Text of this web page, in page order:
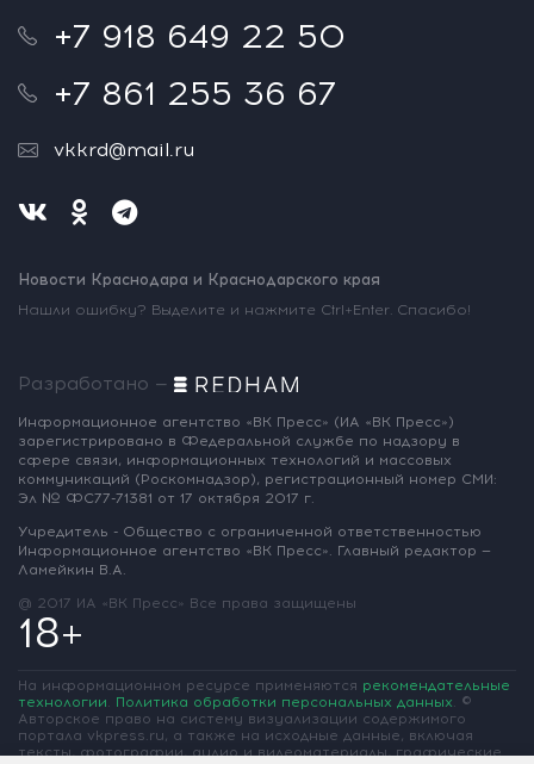
+7 918 649 22 50
+7 861 255 36 67
vkkrd@mail.ru
Новости Краснодара и Краснодарского края
Нашли ошибку? Выделите и нажмите Ctrl+Enter. Спасибо!
Разработано —
Информационное агентство «ВК Пресс» (ИА «ВК Пресс»)
зарегистрировано в Федеральной службе по надзору в
сфере связи, информационных технологий и массовых
коммуникаций (Роскомнадзор), регистрационный номер СМИ:
Эл № ФС77-71381 от 17 октября 2017 г.
Учредитель - Общество с ограниченной ответственностью
Информационное агентство «ВК Пресс». Главный редактор —
Ламейкин В.А.
@ 2017 ИА «ВК Пресс» Все права защищены
18+
На информационном ресурсе применяются рекомендательные
технологии. Политика обработки персональных данных. ©
Авторское право на систему визуализации содержимого
портала vkpress.ru, а также на исходные данные, включая
тексты, фотографии, аудио и видеоматериалы, графические